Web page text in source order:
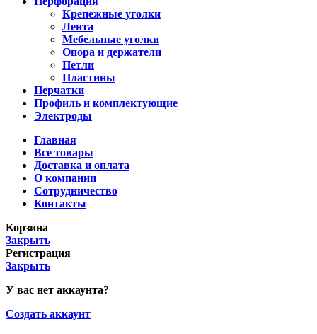
Крепежные уголки
Лента
Мебельные уголки
Опора и держатели
Петли
Пластины
Перчатки
Профиль и комплектующие
Электроды
Главная
Все товары
Доставка и оплата
О компании
Сотрудничество
Контакты
Корзина
Закрыть
Регистрация
Закрыть
У вас нет аккаунта?
Создать аккаунт